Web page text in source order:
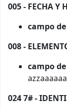
005 - FECHA Y
campo
008 -
campo
024 7# -